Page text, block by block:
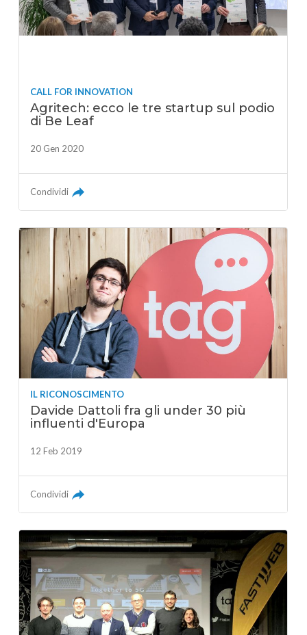
CALL FOR INNOVATION
Agritech: ecco le tre startup sul podio
di Be Leaf
20 Gen 2020
Condividi
IL RICONOSCIMENTO
Davide Dattoli fra gli under 30 più
influenti d'Europa
12 Feb 2019
Condividi